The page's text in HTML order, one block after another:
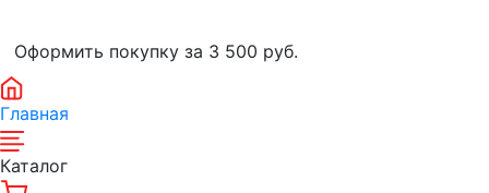
Оформить покупку за 3 500 руб.
Главная
Каталог